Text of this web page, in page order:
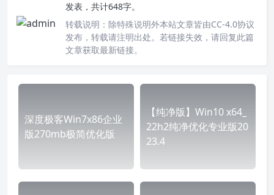
发表，共计648字。
转载说明： 除特殊说明外本站文章皆由CC-4.0协议
发布，转载请注明出处。若链接失效，请回复此篇
文章获取最新链接。
深度极客Win7x86企业
版270mb极简优化版
【纯净版】Win10 x64_
22h2纯净优化专业版20
23.4